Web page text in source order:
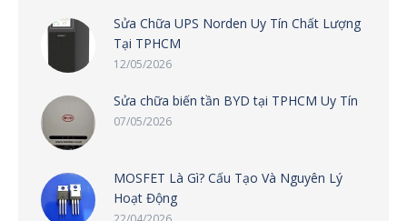
Sửa Chữa UPS Norden Uy Tín Chất Lượng
Tại TPHCM
12/05/2026
Sửa chữa biến tần BYD tại TPHCM Uy Tín
07/05/2026
MOSFET Là Gì? Cấu Tạo Và Nguyên Lý
Hoạt Động